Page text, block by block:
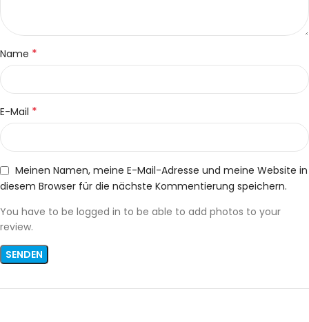
Name *
E-Mail *
Meinen Namen, meine E-Mail-Adresse und meine Website in
diesem Browser für die nächste Kommentierung speichern.
You have to be logged in to be able to add photos to your
review.